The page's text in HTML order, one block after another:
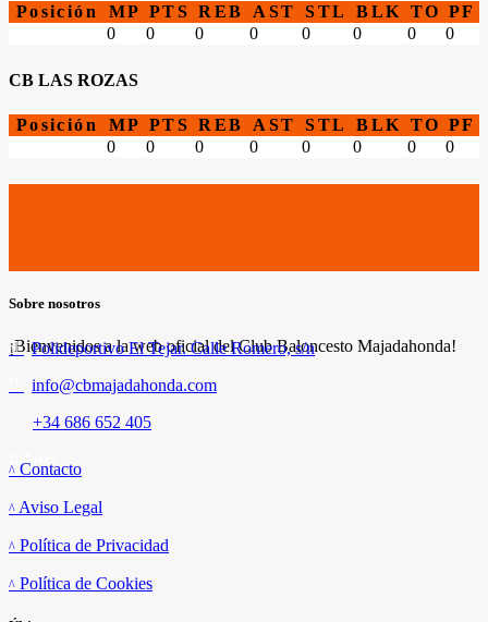
Posición MP PTS REB AST STL BLK TO PF
0
0 0 0 0 0 0 0
CB LAS ROZAS
Posición MP PTS REB AST STL BLK TO PF
0
0 0 0 0 0 0 0
Sobre nosotros
¡Bienvenidos a la web oficial del Club Baloncesto Majadahonda!
Polideportivo El Tejar. Calle Romero, s/n
info@cbmajadahonda.com
+34 686 652 405
Contacto
Aviso Legal
Política de Privacidad
Política de Cookies